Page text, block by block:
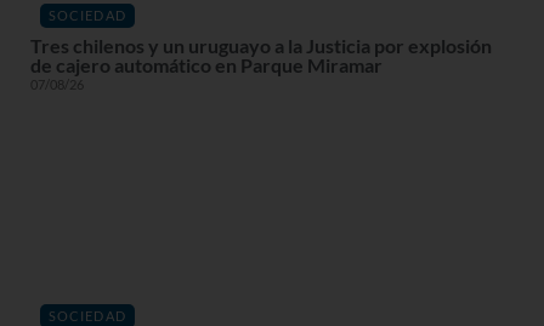
SOCIEDAD
Tres chilenos y un uruguayo a la Justicia por explosión
de cajero automático en Parque Miramar
07/08/26
SOCIEDAD